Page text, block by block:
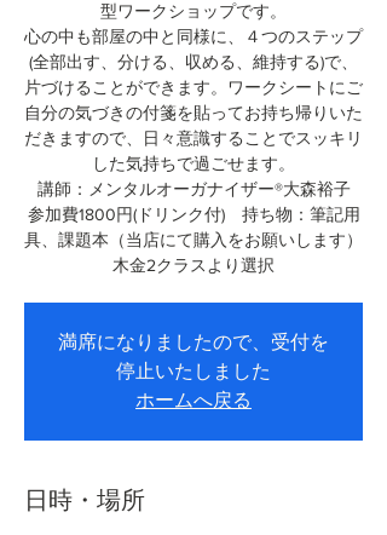
型ワークショップです。
心の中も部屋の中と同様に、４つのステップ
(全部出す、分ける、収める、維持する)で、
片づけることができます。ワークシートにご
自分の気づきの付箋を貼ってお持ち帰りいた
だきますので、日々意識することでスッキリ
した気持ちで過ごせます。
講師：メンタルオーガナイザー®大森裕子
参加費1800円(ドリンク付) 持ち物：筆記用
具、課題本（当店にて購入をお願いします）
満席になりましたので、受付を
停止いたしました
ホームへ戻る
日時・場所